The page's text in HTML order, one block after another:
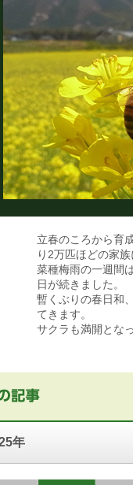
立春のころから育
り2万匹ほどの家族
菜種梅雨の一週間
日が続きました。
暫くぶりの春日和
てきます。
サクラも満開とな
年